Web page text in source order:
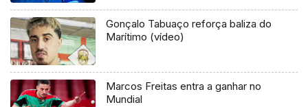
Gonçalo Tabuaço reforça baliza do
Marítimo (vídeo)
Marcos Freitas entra a ganhar no
Mundial